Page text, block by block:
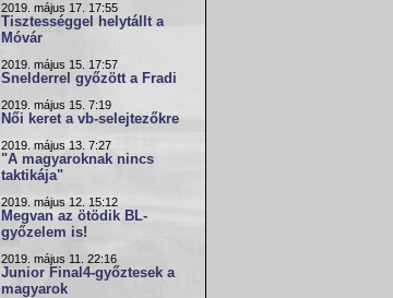
2019. május 17. 17:55
Tisztességgel helytállt a
Móvár
2019. május 15. 17:57
Snelderrel győzött a Fradi
2019. május 15. 7:19
Női keret a vb-selejtezőkre
2019. május 13. 7:27
"A magyaroknak nincs
taktikája"
2019. május 12. 15:12
Megvan az ötödik BL-
győzelem is!
2019. május 11. 22:16
Junior Final4-győztesek a
magyarok